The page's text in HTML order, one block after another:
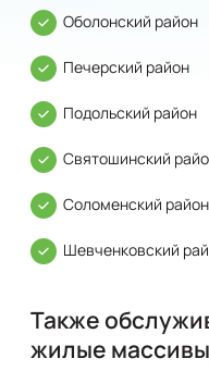
Оболонский район
Печерский район
Подольский район
Святошинский
Соломенский район
Шевченковский
Также
жилые массивы